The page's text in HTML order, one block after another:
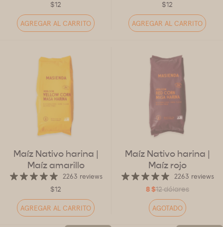
$12
AGREGAR AL CARRITO
$12
AGREGAR AL CARRITO
Maíz Nativo harina |
Maíz amarillo
2263 reviews
$12
AGREGAR AL CARRITO
Maíz Nativo harina |
Maíz rojo
2263 reviews
8 $12 dólares
AGOTADO